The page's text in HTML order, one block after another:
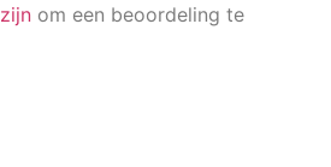
om een beoordeling te